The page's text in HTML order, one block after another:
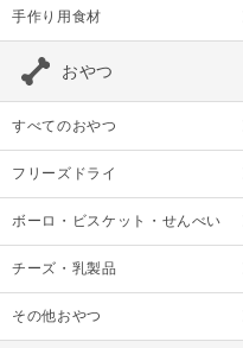
手作り用食材
おやつ
すべてのおやつ
フリーズドライ
ボーロ・ビスケット・せんべい
チーズ・乳製品
その他おやつ